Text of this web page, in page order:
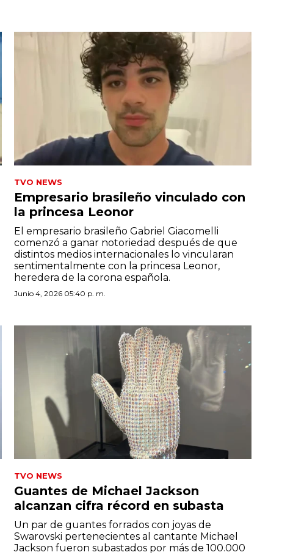
TVO NEWS
Empresario brasileño vinculado con
la princesa Leonor
El empresario brasileño Gabriel Giacomelli
comenzó a ganar notoriedad después de que
distintos medios internacionales lo vincularan
sentimentalmente con la princesa Leonor,
heredera de la corona española.
Junio 4, 2026 05:40 p. m.
TVO NEWS
Guantes de Michael Jackson
alcanzan cifra récord en subasta
Un par de guantes forrados con joyas de
Swarovski pertenecientes al cantante Michael
Jackson fueron subastados por más de 100.000